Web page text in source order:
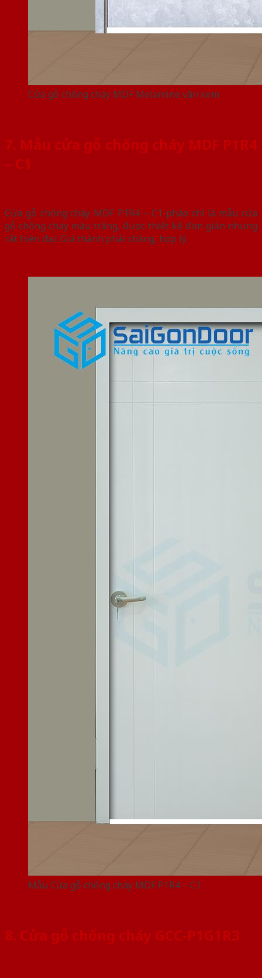
Cửa gỗ chống cháy MDF Melamine vân kem
7. Mẫu cửa gỗ chống cháy MDF P1R4
– C1
Cửa gỗ chống cháy MDF P1R4 – C1 phào chỉ là mẫu cửa
gỗ chống cháy màu trắng, được thiết kế đơn giản nhưng
rất hiện đại. Giá thành phải chăng, hợp lý.
Mẫu Cửa gỗ chống cháy MDF P1R4 – C1
8. Cửa gỗ chống cháy GCC-P1G1R3